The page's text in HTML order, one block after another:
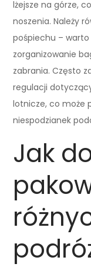
lżejsze na górze,
noszenia. Należy
pośpiechu –
zorganizowanie
zabrania. Często
regulacji
lotnicze, co może
niespodzianek
Jak